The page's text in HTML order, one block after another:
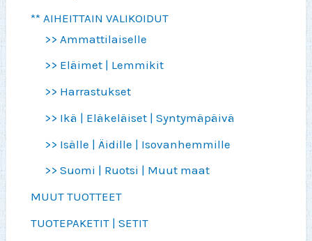
** AIHEITTAIN VALIKOIDUT
>> Ammattilaiselle
>> Eläimet | Lemmikit
>> Harrastukset
>> Ikä | Eläkeläiset | Syntymäpäivä
>> Isälle | Äidille | Isovanhemmille
>> Suomi | Ruotsi | Muut maat
MUUT TUOTTEET
TUOTEPAKETIT | SETIT